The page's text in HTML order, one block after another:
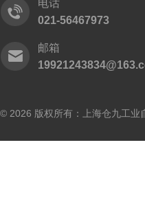
电话
021-56467973
邮箱
© 2026 版权所有：上海仓九工业